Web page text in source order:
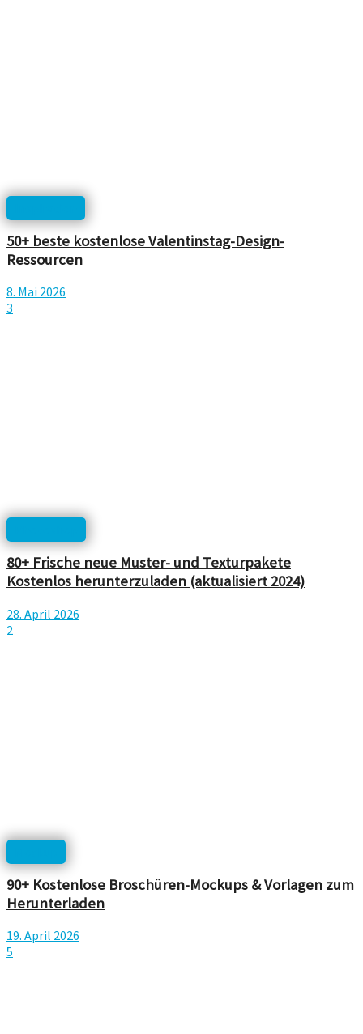
50+ beste kostenlose Valentinstag-Design-
Ressourcen
8. Mai 2026
3
80+ Frische neue Muster- und Texturpakete
Kostenlos herunterzuladen (aktualisiert 2024)
28. April 2026
2
90+ Kostenlose Broschüren-Mockups & Vorlagen zum
Herunterladen
19. April 2026
5